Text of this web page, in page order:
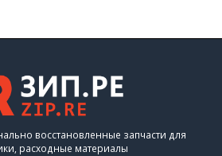
восстановленные запчасти для
расходные материалы